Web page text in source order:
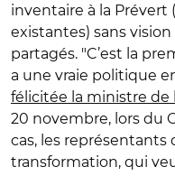
inventaire à la
existantes) sans
partagés. "C’est la
a une vraie politique
félicitée la ministre de
20 novembre, lors du
cas, les
transformation, qui